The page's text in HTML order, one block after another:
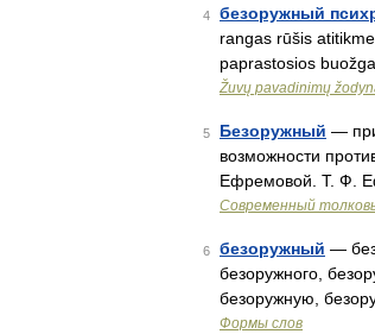
4 безоружный
rangas rūšis
paprastosios
Žuvų pavadinimų
5 Безоружный —
возможности
Ефремовой. Т. Ф.
Современный
6 безоружный —
безоружного,
безоружную,
Формы слов